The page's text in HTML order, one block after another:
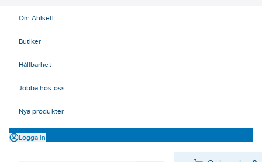
Om Ahlsell
Butiker
Hållbarhet
Jobba hos oss
Nya produkter
Logga in